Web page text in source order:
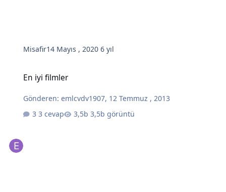
Misafir14 Mayıs , 20206 yıl
En iyi filmler
Gönderen:emlcvdv1907, 12 Temmuz , 2013
3 cevap
3,5b görüntü